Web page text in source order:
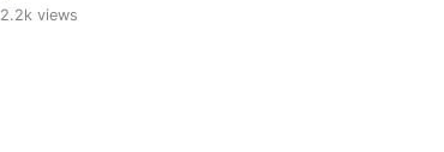
2.2k views